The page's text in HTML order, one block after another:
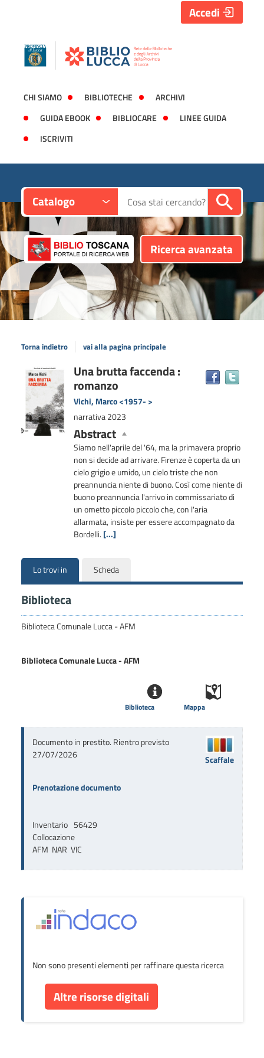
CHI SIAMO BIBLIOTECHE
ARCHIVI
GUIDA EBOOK
BIBLIOCARE
LINEE GUIDA
ISCRIVITI
Accedi
Catalogo Cerca su "Catalogo"
Ricerca avanzata
Torna indietro vai alla pagina principale
Dettaglio
del
documento
Una brutta faccenda :
romanzo
Vichi, Marco <1957- >
narrativa2023
Abstract
Siamo nell'aprile del '64, ma la primavera proprio
non si decide ad arrivare. Firenze è coperta da un
cielo grigio e umido, un cielo triste che non
preannuncia niente di buono. Così come niente di
buono preannuncia l'arrivo in commissariato di
un ometto piccolo piccolo che, con l'aria
allarmata, insiste per essere accompagnato da
Bordelli. [...]
Lo trovi in Scheda
Biblioteca
Biblioteca Comunale Lucca - AFM
Biblioteca Comunale Lucca - AFM
Mappa
Biblioteca
Documento in prestito. Rientro previsto
27/07/2026
Prenotazione documento
Inventario 56429
Collocazione
AFM  NAR  VIC
Scaffale
Non sono presenti elementi per raffinare questa ricerca
Altre risorse digitali